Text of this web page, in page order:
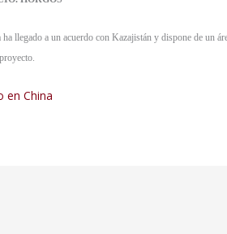
ha llegado a un acuerdo con Kazajistán y dispone de un
en China